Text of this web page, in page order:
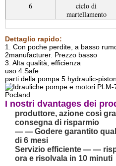
6
ciclo di
martellamento
Dettaglio rapido:
1. Con poche perdite, a basso
2manufacturer. Prezzo basso
3. Alta qualità, efficienza
uso 4.Safe
parti della pompa 5.hydraulic-piston
I nostri dvantages dei
produttore, azione così
consegna di risparmio
— — Godere garantito
di 6 mesi
Servizio efficiente — —
ora e risolvala in 10 minuti